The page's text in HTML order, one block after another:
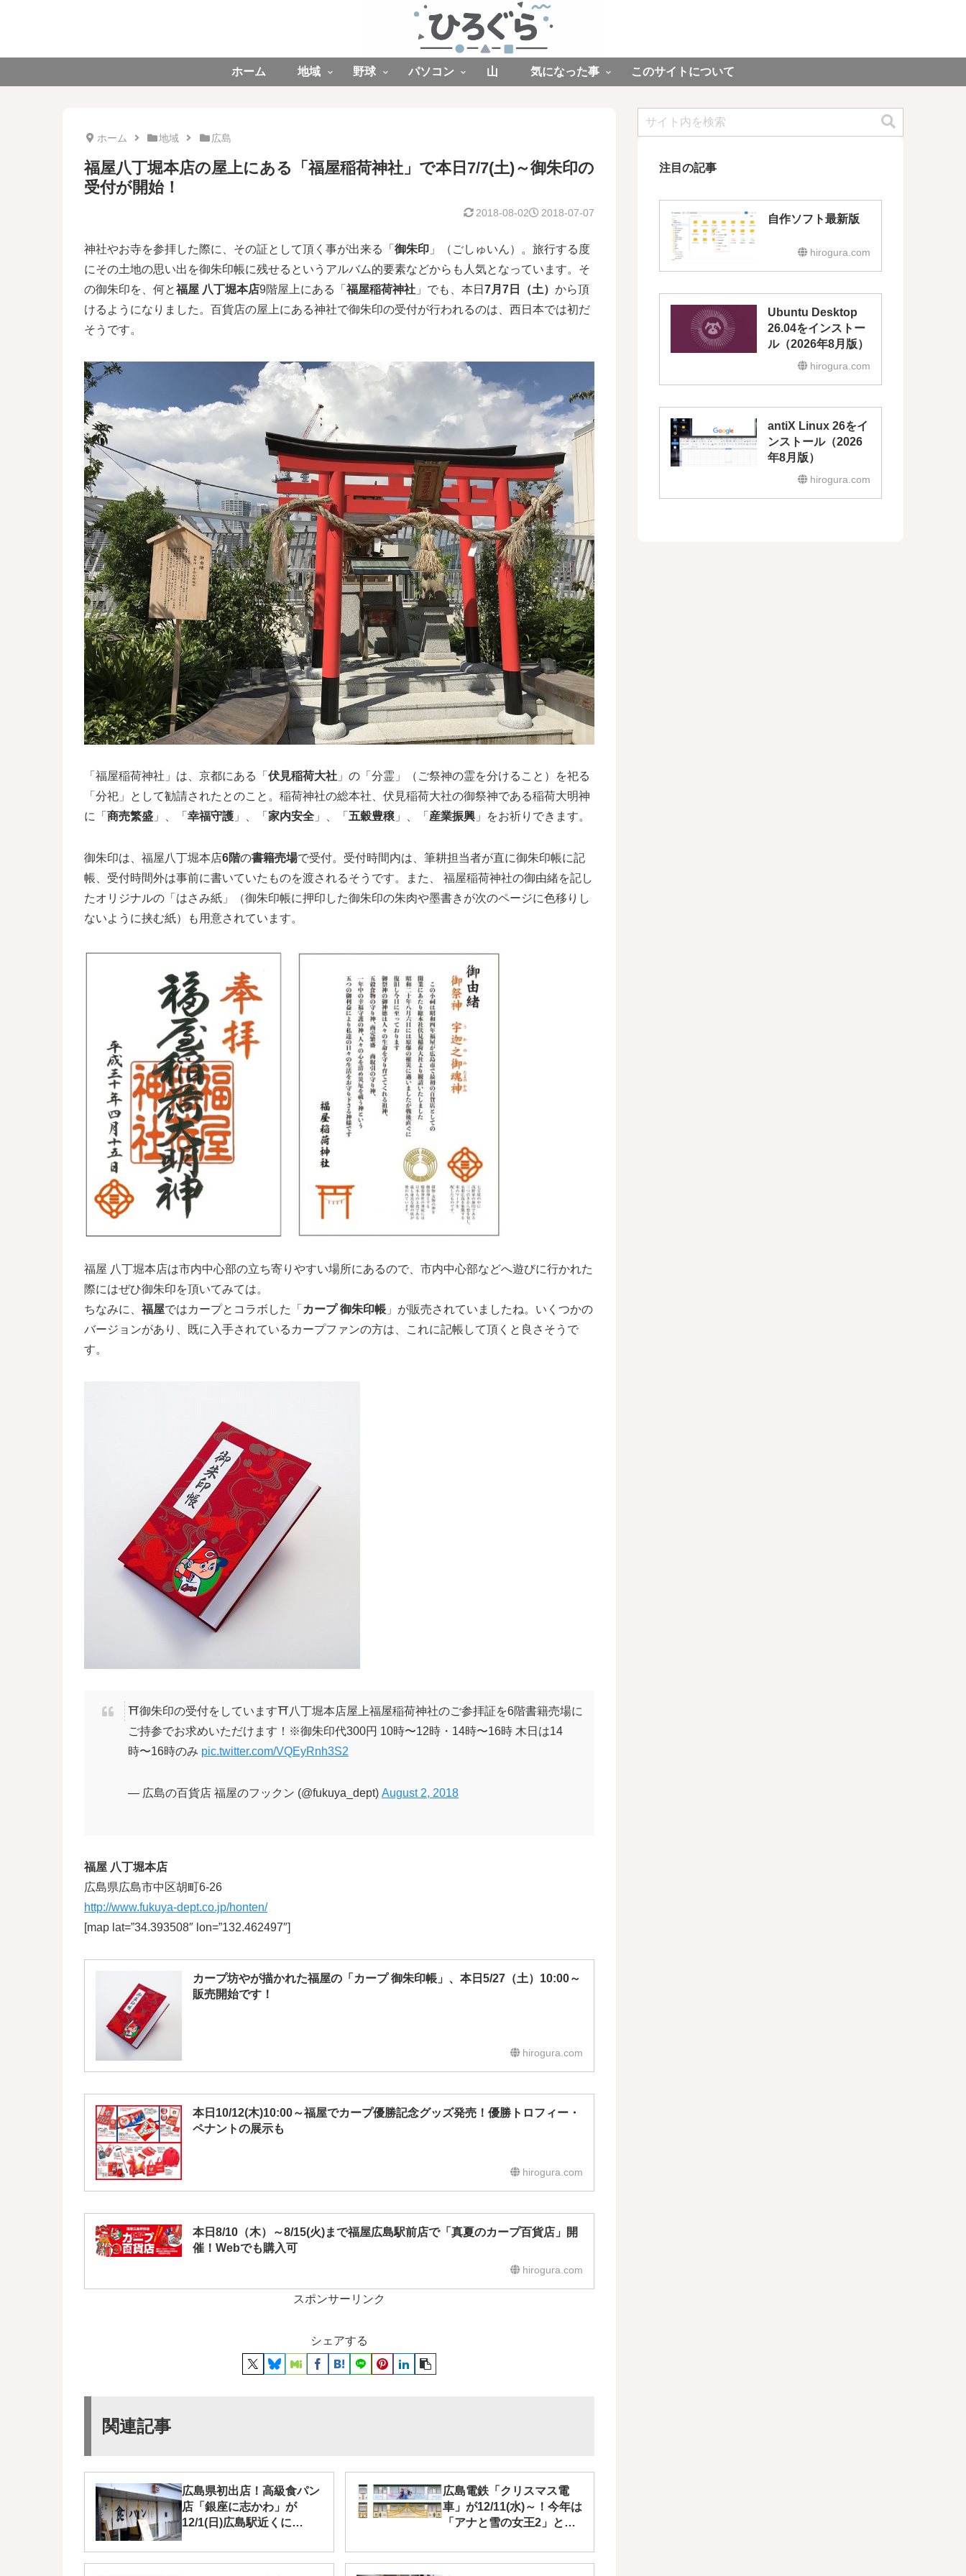
ホーム 地域 野球 パソコン 山 気になった事 このサイトについて
ホーム 地域 広島
福屋八丁堀本店の屋上にある「福屋稲荷神社」で本日7/7(土)～御朱印の
受付が開始！
2018-07-07
2018-08-02
神社やお寺を参拝した際に、その証として頂く事が出来る「 御朱印 」（ごしゅいん）。旅行する度
にその土地の思い出を御朱印帳に残せるというアルバム的要素などからも人気となっています。そ
の御朱印を、何と福屋 八丁堀本店9階屋上にある「 福屋稲荷神社 」でも、本日 7月7日（土） から頂
けるようになりました。百貨店の屋上にある神社で御朱印の受付が行われるのは、西日本では初だ
そうです。
「福屋稲荷神社」は、京都にある「 伏見稲荷大社 」の「分霊」（ご祭神の霊を分けること）を祀る
「分祀」として勧請されたとのこと。稲荷神社の総本社、伏見稲荷大社の御祭神である稲荷大明神
に「 商売繁盛 」、「 幸福守護 」、「 家内安全 」、「 五穀豊穣 」、「 産業振興 」をお祈りできます。
御朱印は、福屋八丁堀本店6階の書籍売場で受付。受付時間内は、筆耕担当者が直に御朱印帳に記
帳、受付時間外は事前に書いていたものを渡されるそうです。また、 福屋稲荷神社の御由緒を記し
たオリジナルの「はさみ紙」（御朱印帳に押印した御朱印の朱肉や墨書きが次のページに色移りし
ないように挟む紙）も用意されています。
福屋 八丁堀本店は市内中心部の立ち寄りやすい場所にあるので、市内中心部などへ遊びに行かれた
際にはぜひ御朱印を頂いてみては。
ちなみに、 福屋ではカープとコラボした「 カープ 御朱印帳 」が販売されていましたね。いくつかの
バージョンがあり、既に入手されているカープファンの方は、これに記帳して頂くと良さそうで
す。
⛩御朱印の受付をしています⛩八丁堀本店屋上福屋稲荷神社のご参拝証を6階書籍売場に
ご持参でお求めいただけます！※御朱印代300円 10時〜12時・14時〜16時 木日は14
時〜16時のみ pic.twitter.com/VQEyRnh3S2
— 広島の百貨店 福屋のフックン (@fukuya_dept) August 2, 2018
福屋 八丁堀本店
広島県広島市中区胡町6-26
http://www.fukuya-dept.co.jp/honten/
[map lat=”34.393508″ lon=”132.462497″]
カープ坊やが描かれた福屋の「カープ 御朱印帳」、本日5/27（土）10:00～
販売開始です！
hirogura.com
本日10/12(木)10:00～福屋でカープ優勝記念グッズ発売！優勝トロフィー・
ペナントの展示も
hirogura.com
本日8/10（木）～8/15(火)まで福屋広島駅前店で「真夏のカープ百貨店」開
催！Webでも購入可
hirogura.com
スポンサーリンク
シェアする
関連記事
広島県初出店！高級食パン
店「銀座に志かわ」が
12/1(日)広島駅近くに
広島電鉄「クリスマス電
車」が12/11(水)～！今年は
「アナと雪の女王2」と融
注目の記事
自作ソフト最新版
hirogura.com
Ubuntu Desktop
26.04をインストー
ル（2026年8月版）
hirogura.com
antiX Linux 26をイ
ンストール（2026
年8月版）
hirogura.com